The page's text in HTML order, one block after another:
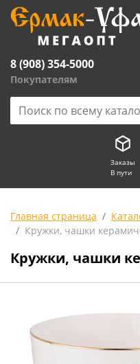
8 (908) 354-5000
Покупателям
Заказы
В пути
Главная страница
Кружки, чашки
Кружки, чашки